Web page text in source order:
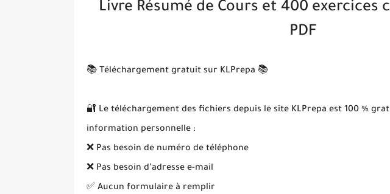
Livre Résumé de Cours et 400 exercices
PDF
📚 Téléchargement gratuit sur KLPrepa 📚
🔐 Le téléchargement des fichiers depuis le site KLPrepa est 100 %
information personnelle :
❌ Pas besoin de numéro de téléphone
❌ Pas besoin d’adresse e-mail
✅ Aucun formulaire à remplir